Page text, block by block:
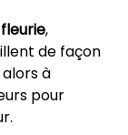
,
de façon
à
pour